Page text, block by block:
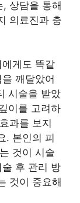
상담을 통해
의료진과 충
게도 똑같
깨달았어
시술을 받았
이를 고려하
과를 보지
. 본인의 피
것이 시술
술 후 관리 방
것이 중요해